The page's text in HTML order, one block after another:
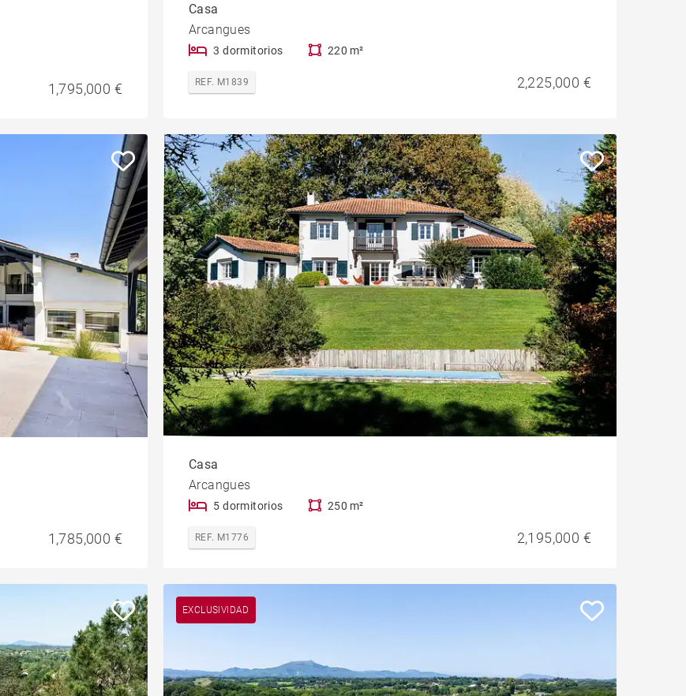
1,795,000 €
Casa
Arcangues
3 dormitorios 220 m²
REF. M1839 2,225,000 €
1,785,000 €
Casa
Arcangues
5 dormitorios 250 m²
REF. M1776 2,195,000 €
EXCLUSIVIDAD